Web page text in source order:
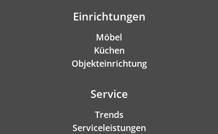
Einrichtungen
Möbel
Küchen
Objekteinrichtung
Service
Trends
Serviceleistungen